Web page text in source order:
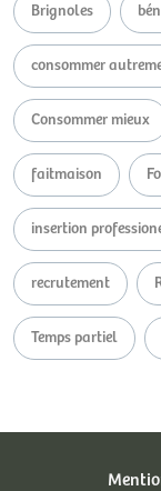
Brignoles
consommer
Consommer mieux
faitmaison
insertion
recrutement
Temps partiel